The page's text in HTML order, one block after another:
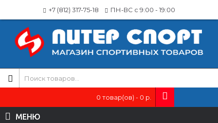
+7 (812) 317-75-18 ПН-ВС с 9:00 - 19:00
0 товар(ов) - 0 р.
МЕНЮ